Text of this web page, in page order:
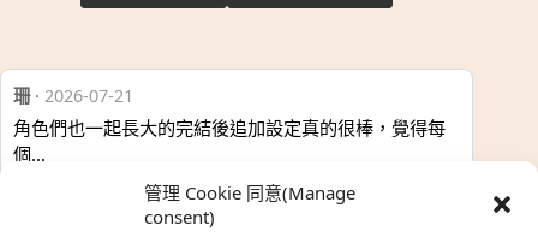
管理 Cookie 同意(Manage
consent)
珊· 2026-07-21
角色們也一起長大的完結後追加設定真的很棒，覺得每
個…
於『排球少年！！magazine』